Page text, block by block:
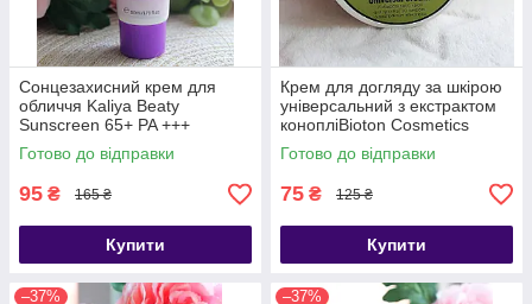
Сонцезахисний крем для
обличчя Kaliya Beaty
Sunscreen 65+ PA +++
Lavender / Лаванда
Готово до відправки
95 ₴ 165 ₴
Купити
Крем для догляду за шкірою
універсальний з екстрактом
конопліBioton Cosmetics
Nature Face Cream SPF 10
Готово до відправки
75 ₴ 125 ₴
Купити
–37% –37%